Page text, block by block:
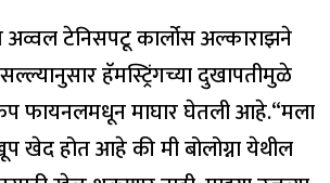
अव्वल टेनिसपटू कार्लोस अल्काराझने
हॅमस्ट्रिंगच्या दुखापतीमुळे
फायनलमधून माघार घेतली आहे.“मला
खेद होत आहे की मी बोलोग्ना येथील